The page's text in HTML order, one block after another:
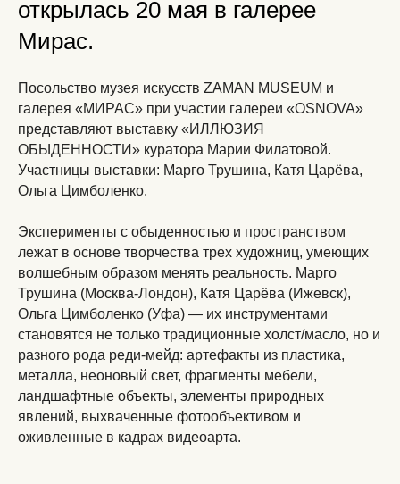
открылась 20 мая в галерее
Мирас.
Посольство музея искусств ZAMAN MUSEUM и
галерея «МИРАС» при участии галереи «OSNOVA»
представляют выставку «ИЛЛЮЗИЯ
ОБЫДЕННОСТИ» куратора Марии Филатовой.
Участницы выставки: Марго Трушина, Катя Царёва,
Ольга Цимболенко.
Эксперименты с обыденностью и пространством
лежат в основе творчества трех художниц, умеющих
волшебным образом менять реальность. Марго
Трушина (Москва-Лондон), Катя Царёва (Ижевск),
Ольга Цимболенко (Уфа) — их инструментами
становятся не только традиционные холст/масло, но и
разного рода реди-мейд: артефакты из пластика,
металла, неоновый свет, фрагменты мебели,
ландшафтные объекты, элементы природных
явлений, выхваченные фотообъективом и
оживленные в кадрах видеоарта.